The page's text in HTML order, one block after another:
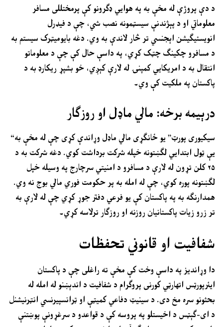
د دې پروژې له مخې به په هوايي ډګرونو کې پرمختللی مسافر
معلوماتي او د پېژندنې سیسټمونه نصب شي، چې د فیډرل
انویسٹیګیشن اېجنسي تر څار لاندې به وي. دغه بایومیټرک سیستم به
د مسافرو چکینګ چټک کړي، په داسې حال کې چې د معلوماتو
انتقال به د امریکايي کمپنۍ له لارې کېږي، خو بشپړ ریکارډ به د
پاکستان په ملکیت کې وي۔
درېیمه برخه: مالي ماډل او روزګار
“سیکیوری پورټ” یو ځانګړی مالي ماډل وړاندې کړی چې له مخې به
یې ټول ابتدایي لګښتونه خپله شرکت برداشت کوي. دغه شرکت به د
۲۵ کلن تړون له لارې د مسافرو د امنیتي سرچارج په وسیله خپل
لګښتونه پوره کوي، چې له امله به پر حکومت فوري مالي بوج نه وي.
همدارنګه به په پاکستان کې یو فرعي دفتر جوړ کړي چې له لارې به
تر زرو زیات پاکستانیان روزنه او روزګار ترلاسه کړي۔
شفافیت او قانوني تحفظات
دا وړاندیز په داسې وخت کې مخې ته راغلی چې د پاکستان
ایئرپورټس اتھارټي کورنی پروګرام د شفافیت د اندېښنو له امله له
بحثونو سره مخ دی. د سینیټ دفاعي کمیټې او ټرانسپیرنسي انټرنیشنل
د ای-ګېټس د اخیستلو په پروسه کې د قواعدو د سرغړونې پوښتنې